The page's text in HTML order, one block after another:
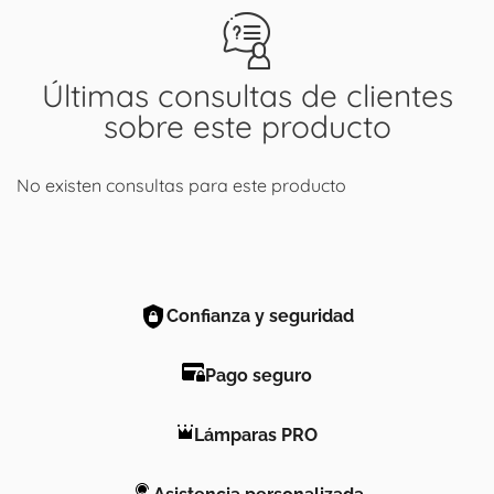
Últimas consultas de clientes
sobre este producto
No existen consultas para este producto
Confianza y seguridad
Pago seguro
Lámparas PRO